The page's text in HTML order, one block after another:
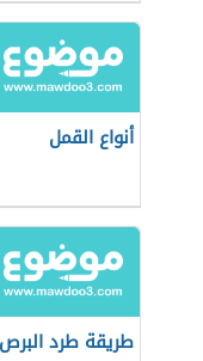
أنواع القمل
طريقة طرد البرص